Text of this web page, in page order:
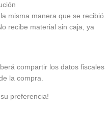
misma manera que se recibió.
recibe material sin caja, ya
compartir los datos fiscales
la compra.
preferencia!